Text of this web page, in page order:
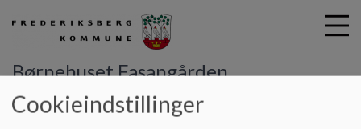
Børnehuset Fasangården
Cookieindstillinger